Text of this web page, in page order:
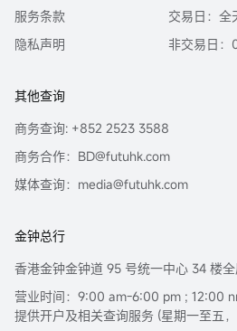
服务条款
隐私声明
交易日：全
非交易日
其他查询
商务查询: +852 2523 3588
商务合作：BD@futuhk.com
媒体查询：media@futuhk.com
金钟总行
香港金钟金钟道 95 号统一中心 34 楼
营业时间：9:00 am-6:00 pm ; 12:00
提供开户及相关查询服务 (星期一至五